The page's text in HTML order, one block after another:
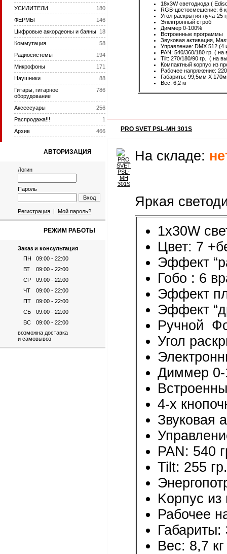
180
УСИЛИТЕЛИ
146
ФЕРМЫ
18
Цифровые аккордеоны и баяны
58
Коммутация
194
Радиосистемы
171
Микрофоны
88
Наушники
786
Гитары, гитарное
оборудование
256
Аксессуары
1
Распродажа!!!
466
Архив
АВТОРИЗАЦИЯ
Логин
Пароль
Вход
Регистрация | Мой пароль?
РЕЖИМ РАБОТЫ
Заказ и консультация
ПН
09:00 - 22:00
ВТ
09:00 - 22:00
СР
09:00 - 22:00
ЧТ
09:00 - 22:00
ПТ
09:00 - 22:00
СБ
09:00 - 22:00
ВС
09:00 - 22:00
возможна доставка
и самовывоз
18x3W светодиода (
RGB-цветосмешение: 6
Угол раскрытия луча-25
Электронный строб
Диммер 0-100%
Встроенные программы
Звуковая активация,
Управление: DMX 512 (4
PAN: 540/360/180 гр. ( на
Tilt: 270/180/90 гр. ( на
Компактный корпус из
Рабочее напряжение:
Габариты: 99,5мм X
Вес: 6,2 кг
PRO SVET PSL-MH 301S
На складе:
Яркая
1x30W
Цвет: 7
Эффект
Гобо : 6
Эффект
Эффект
Ручной
Угол
Диммер 0-
4-х
Звуковая
PAN: 540
Tilt: 255 гр.
Kорпус из
Рабочее
Вес: 8,7 кг